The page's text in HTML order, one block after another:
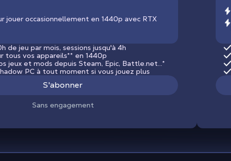
jouer occasionnellement en 1440p avec RTX
de jeu par mois, sessions jusqu'à 4h
tous vos appareils** en 1440p
jeux et mods depuis Steam, Epic, Battle.net...*
PC à tout moment si vous jouez plus
S'abonner
Sans engagement